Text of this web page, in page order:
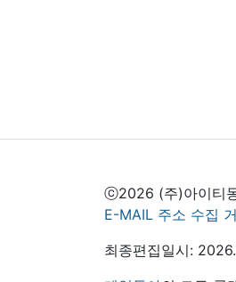
ⓒ2026 (주)아이티
E-MAIL 주소 수집
최종편집일시: